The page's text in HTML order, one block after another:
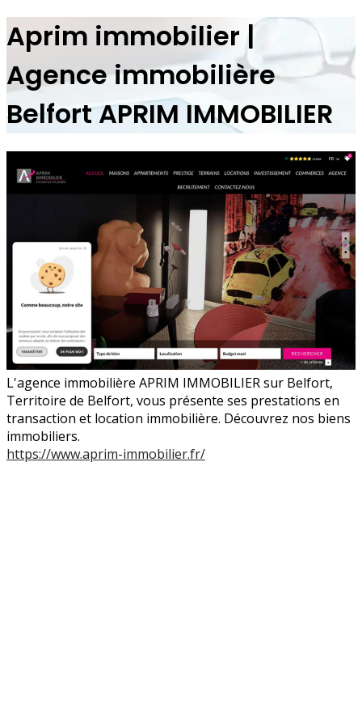
Aprim immobilier |
Agence immobilière
Belfort APRIM IMMOBILIER
L'agence immobilière APRIM IMMOBILIER sur Belfort,
Territoire de Belfort, vous présente ses prestations en
transaction et location immobilière. Découvrez nos biens
immobiliers.
https://www.aprim-immobilier.fr/